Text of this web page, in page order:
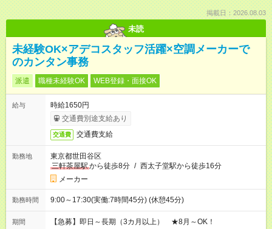
掲載日：2026.08.03
未読
未経験OK×アデコスタッフ活躍×空調メーカーで
のカンタン事務
派遣 職種未経験OK WEB登録・面接OK
給与
時給1650円
交通費別途支給あり
交通費 交通費支給
勤務地
東京都世田谷区
三軒茶屋駅から徒歩8分 / 西太子堂駅から徒歩16分
メーカー
勤務時間 9:00～17:30(実働:7時間45分) (休憩45分)
期間 【急募】即日～長期（3カ月以上） ★8月～OK！